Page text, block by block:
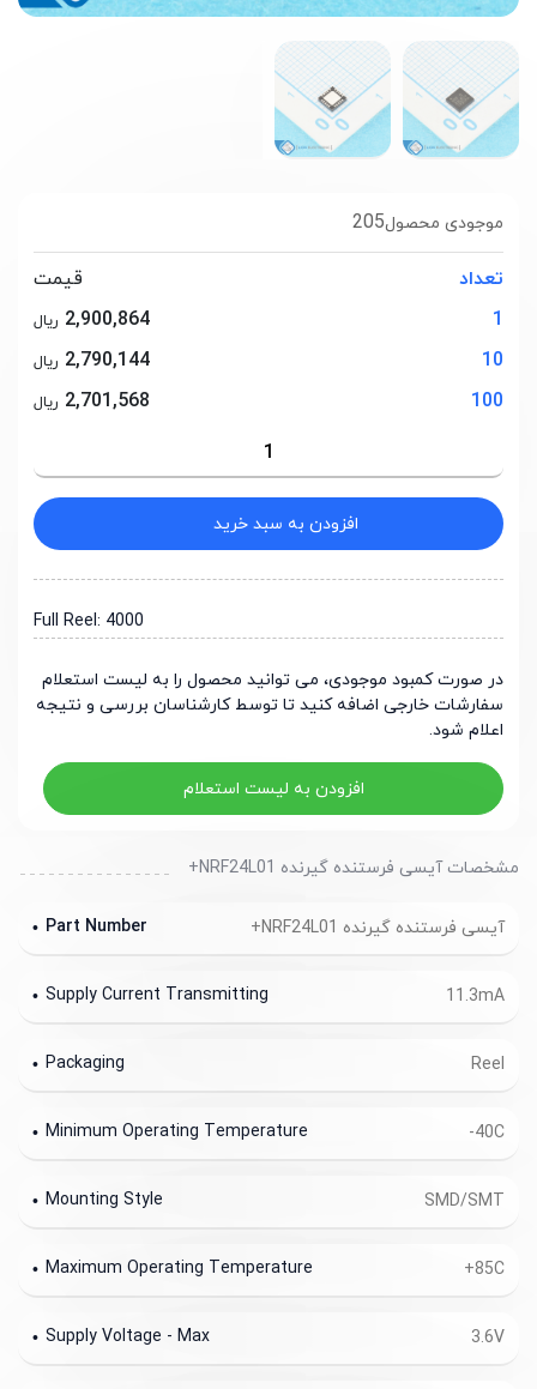
205موجودی محصول
تعداد
قیمت
1
2,900,864 ریال
10
2,790,144 ریال
100
2,701,568 ریال
افزودن به سبد خرید
Full Reel: 4000
در صورت کمبود موجودی، می توانید محصول را به لیست استعلام
سفارشات خارجی اضافه کنید تا توسط کارشناسان بررسی و نتیجه
اعلام شود.
افزودن به لیست استعلام
مشخصات آیسی فرستنده گیرنده NRF24L01+
آیسی فرستنده گیرنده NRF24L01+ Part Number
11.3mA
Supply Current Transmitting
Reel
Packaging
-40C
Minimum Operating Temperature
SMD/SMT
Mounting Style
+85C
Maximum Operating Temperature
3.6V
Supply Voltage - Max